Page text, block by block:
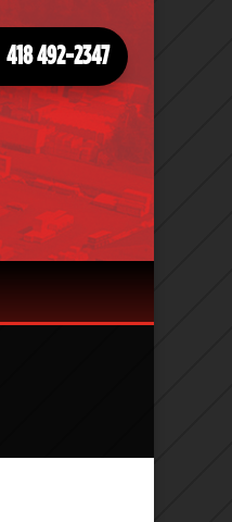
418 492-2347